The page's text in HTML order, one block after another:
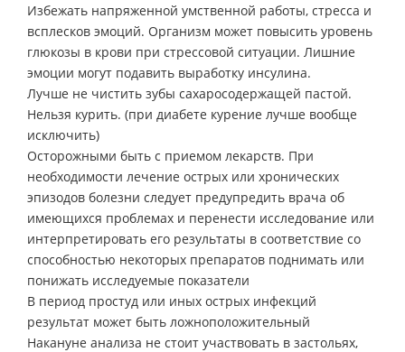
Избежать напряженной умственной работы, стресса и
всплесков эмоций. Организм может повысить уровень
глюкозы в крови при стрессовой ситуации. Лишние
эмоции могут подавить выработку инсулина.
Лучше не чистить зубы сахаросодержащей пастой.
Нельзя курить. (при диабете курение лучше вообще
исключить)
Осторожными быть с приемом лекарств. При
необходимости лечение острых или хронических
эпизодов болезни следует предупредить врача об
имеющихся проблемах и перенести исследование или
интерпретировать его результаты в соответствие со
способностью некоторых препаратов поднимать или
понижать исследуемые показатели
В период простуд или иных острых инфекций
результат может быть ложноположительный
Накануне анализа не стоит участвовать в застольях,